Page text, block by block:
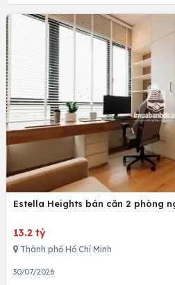
Estella Heights bán căn 2 phòng
13.2 tỷ
Thành phố Hồ Chí Minh
30/07/2026